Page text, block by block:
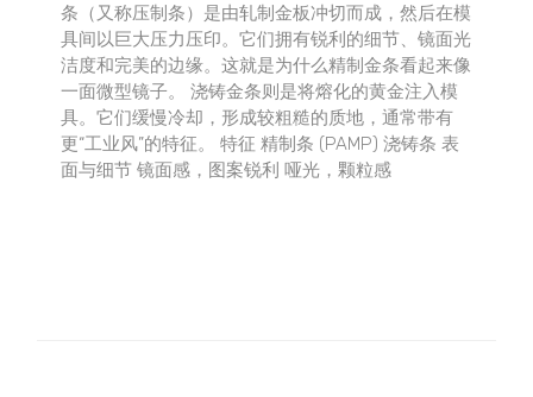
条（又称压制条）是由轧制金板冲切而成，然后在模
具间以巨大压力压印。它们拥有锐利的细节、镜面光
洁度和完美的边缘。这就是为什么精制金条看起来像
一面微型镜子。 浇铸金条则是将熔化的黄金注入模
具。它们缓慢冷却，形成较粗糙的质地，通常带有
更“工业风”的特征。 特征 精制条 (PAMP) 浇铸条 表
面与细节 镜面感，图案锐利 哑光，颗粒感